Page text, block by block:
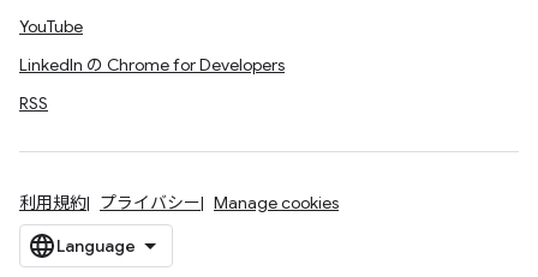
YouTube
LinkedIn の Chrome for Developers
RSS
利用規約 プライバシー Manage cookies